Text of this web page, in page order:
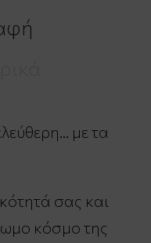
με τα
σας και
κόσμο της